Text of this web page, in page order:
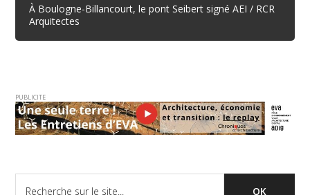
À Boulogne-Billancourt, le pont Seibert signé AEI / RCR
Arquitectes
PUBLICITE